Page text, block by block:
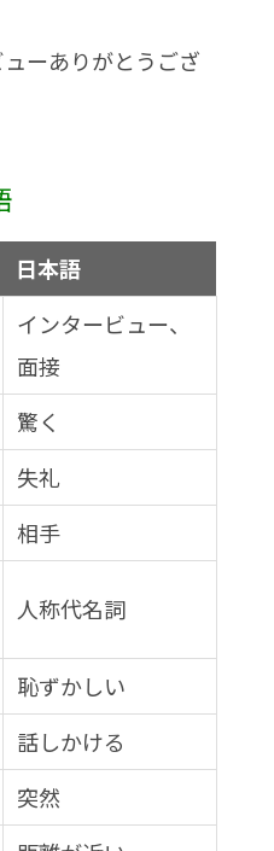
ーありがとうござ
日本語
インタービュー、
面接
驚く
失礼
相手
人称代名詞
恥ずかしい
話しかける
突然